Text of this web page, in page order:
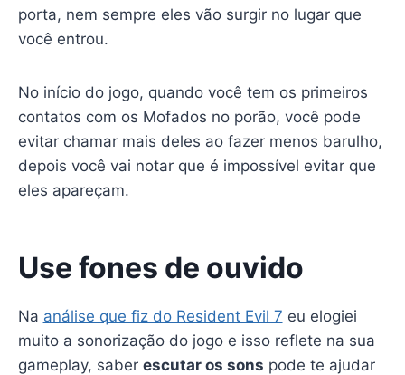
porta, nem sempre eles vão surgir no lugar que
você entrou.
No início do jogo, quando você tem os primeiros
contatos com os Mofados no porão, você pode
evitar chamar mais deles ao fazer menos barulho,
depois você vai notar que é impossível evitar que
eles apareçam.
Use fones de ouvido
Na análise que fiz do Resident Evil 7 eu elogiei
muito a sonorização do jogo e isso reflete na sua
gameplay, saber escutar os sons pode te ajudar